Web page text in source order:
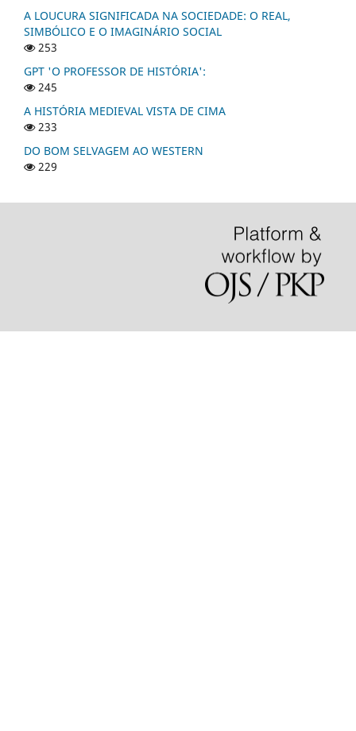
A LOUCURA SIGNIFICADA NA SOCIEDADE: O REAL,
SIMBÓLICO E O IMAGINÁRIO SOCIAL
253
GPT 'O PROFESSOR DE HISTÓRIA':
245
A HISTÓRIA MEDIEVAL VISTA DE CIMA
233
DO BOM SELVAGEM AO WESTERN
229